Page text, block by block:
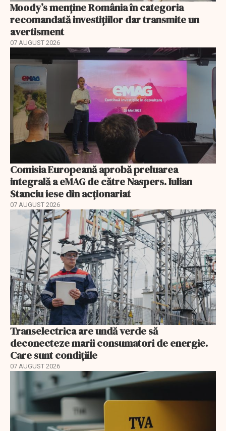
Moody’s menține România în categoria
recomandată investițiilor dar transmite un
avertisment
07 AUGUST 2026
Comisia Europeană aprobă preluarea
integrală a eMAG de către Naspers. Iulian
Stanciu iese din acționariat
07 AUGUST 2026
Transelectrica are undă verde să
deconecteze marii consumatori de energie.
Care sunt condițiile
07 AUGUST 2026